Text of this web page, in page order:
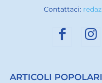
Contattaci:
ARTICOLI POPOLARI